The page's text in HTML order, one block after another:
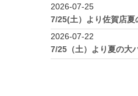
2026-07-25
7/25(土）より佐賀店夏
2026-07-22
7/25（土）より夏の大